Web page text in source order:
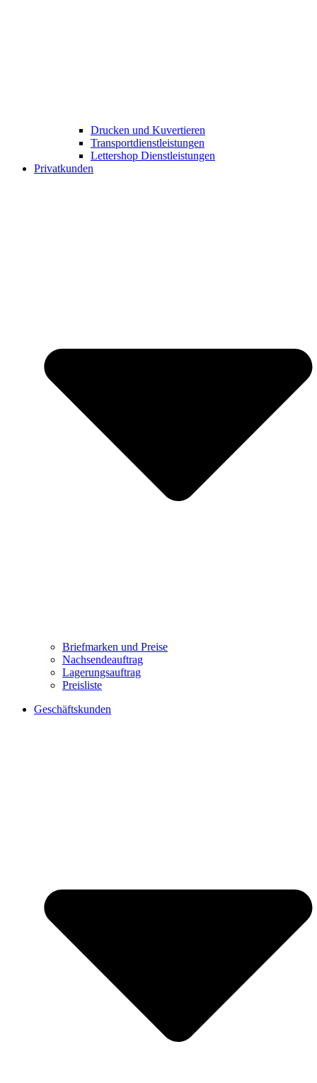
Drucken und Kuvertieren​
Transportdienstleistungen
Lettershop Dienstleistungen​
Privatkunden
Briefmarken und Preise
Nachsendeauftrag
Lagerungsauftrag
Preisliste
Geschäftskunden